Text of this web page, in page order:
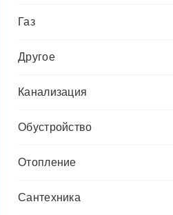
Газ
Другое
Канализация
Обустройство
Отопление
Сантехника